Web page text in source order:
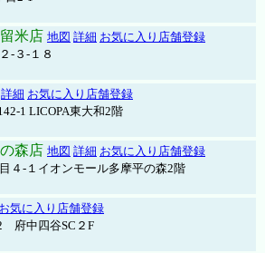
米店 地図 詳細 お気に入り店舗登録
-３-１８
詳細 お気に入り店舗登録
1 LICOPA東大和2階
森店 地図 詳細 お気に入り店舗登録
４-１イオンモール多摩平の森2階
お気に入り店舗登録
府中四谷SC２F